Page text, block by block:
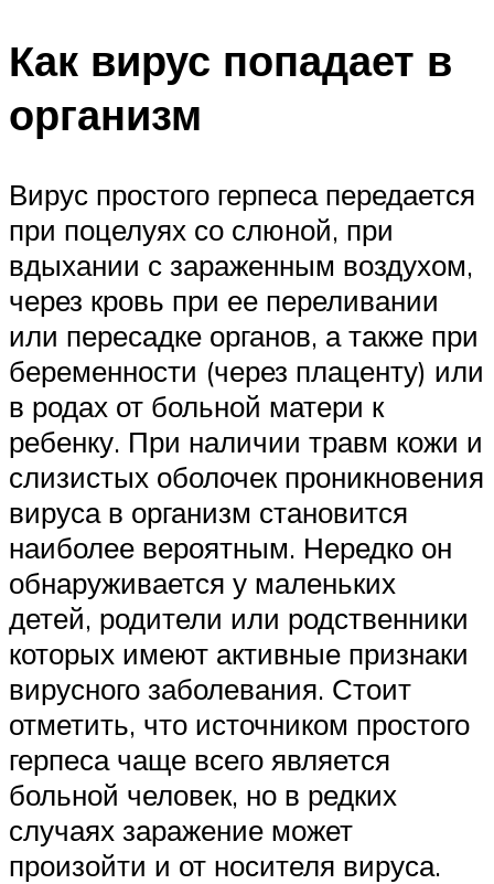
Как вирус попадает в
организм
Вирус простого герпеса передается
при поцелуях со слюной, при
вдыхании с зараженным воздухом,
через кровь при ее переливании
или пересадке органов, а также при
беременности (через плаценту) или
в родах от больной матери к
ребенку. При наличии травм кожи и
слизистых оболочек проникновения
вируса в организм становится
наиболее вероятным. Нередко он
обнаруживается у маленьких
детей, родители или родственники
которых имеют активные признаки
вирусного заболевания. Стоит
отметить, что источником простого
герпеса чаще всего является
больной человек, но в редких
случаях заражение может
произойти и от носителя вируса.